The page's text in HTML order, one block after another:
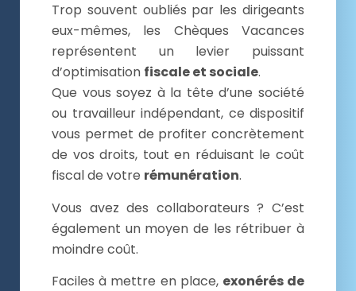
Trop souvent oubliés par les dirigeants
eux-mêmes, les Chèques Vacances
représentent un levier puissant
d’optimisation fiscale et sociale.
Que vous soyez à la tête d’une société
ou travailleur indépendant, ce dispositif
vous permet de profiter concrètement
de vos droits, tout en réduisant le coût
fiscal de votre rémunération.
Vous avez des collaborateurs ? C’est
également un moyen de les rétribuer à
moindre coût.
Faciles à mettre en place, exonérés de